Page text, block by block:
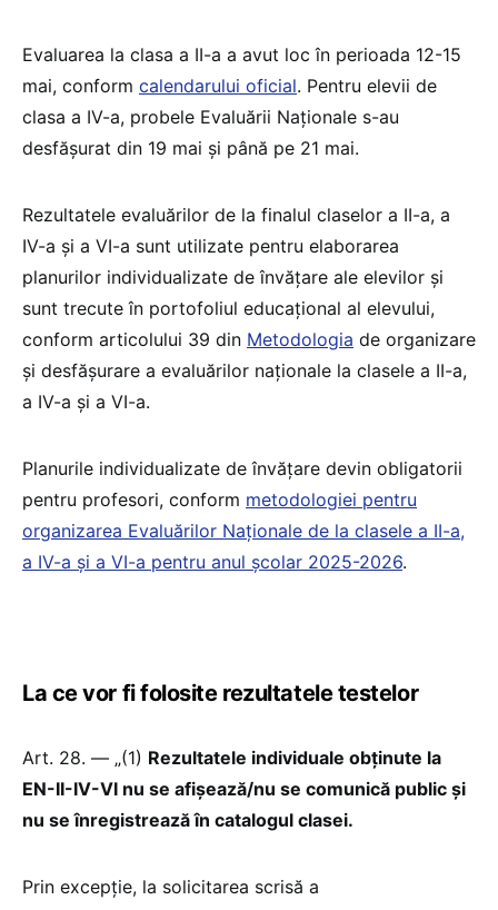
Evaluarea la clasa a II-a a avut loc în perioada 12-15
mai, conform calendarului oficial. Pentru elevii de
clasa a IV-a, probele Evaluării Naționale s-au
desfășurat din 19 mai și până pe 21 mai.
Rezultatele evaluărilor de la finalul claselor a II-a, a
IV-a și a VI-a sunt utilizate pentru elaborarea
planurilor individualizate de învățare ale elevilor și
sunt trecute în portofoliul educațional al elevului,
conform articolului 39 din Metodologia de organizare
și desfășurare a evaluărilor naționale la clasele a II-a,
a IV-a și a VI-a.
Planurile individualizate de învățare devin obligatorii
pentru profesori, conform metodologiei pentru
organizarea Evaluărilor Naționale de la clasele a II-a,
a IV-a și a VI-a pentru anul școlar 2025-2026.
La ce vor fi folosite rezultatele testelor
Art. 28. — „(1) Rezultatele individuale obținute la
EN-II-IV-VI nu se afișează/nu se comunică public și
nu se înregistrează în catalogul clasei.
Prin excepție, la solicitarea scrisă a